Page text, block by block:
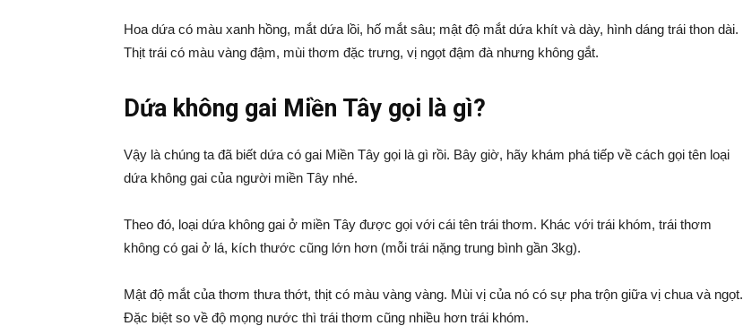
Hoa dứa có màu xanh hồng, mắt dứa lồi, hố mắt sâu; mật độ mắt dứa khít và dày, hình dáng trái thon dài.
Thịt trái có màu vàng đậm, mùi thơm đặc trưng, vị ngọt đậm đà nhưng không gắt.
Dứa không gai Miền Tây gọi là gì?
Vậy là chúng ta đã biết dứa có gai Miền Tây gọi là gì rồi. Bây giờ, hãy khám phá tiếp về cách gọi tên loại
dứa không gai của người miền Tây nhé.
Theo đó, loại dứa không gai ở miền Tây được gọi với cái tên trái thơm. Khác với trái khóm, trái thơm
không có gai ở lá, kích thước cũng lớn hơn (mỗi trái nặng trung bình gần 3kg).
Mật độ mắt của thơm thưa thớt, thịt có màu vàng vàng. Mùi vị của nó có sự pha trộn giữa vị chua và ngọt.
Đặc biệt so về độ mọng nước thì trái thơm cũng nhiều hơn trái khóm.